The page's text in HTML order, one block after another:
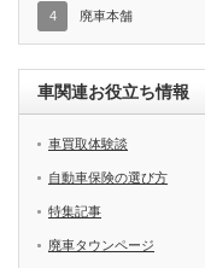
4 廃車本舗
車関連お役立ち情報
車買取体験談
自動車保険の選び方
特集記事
廃車タウンページ